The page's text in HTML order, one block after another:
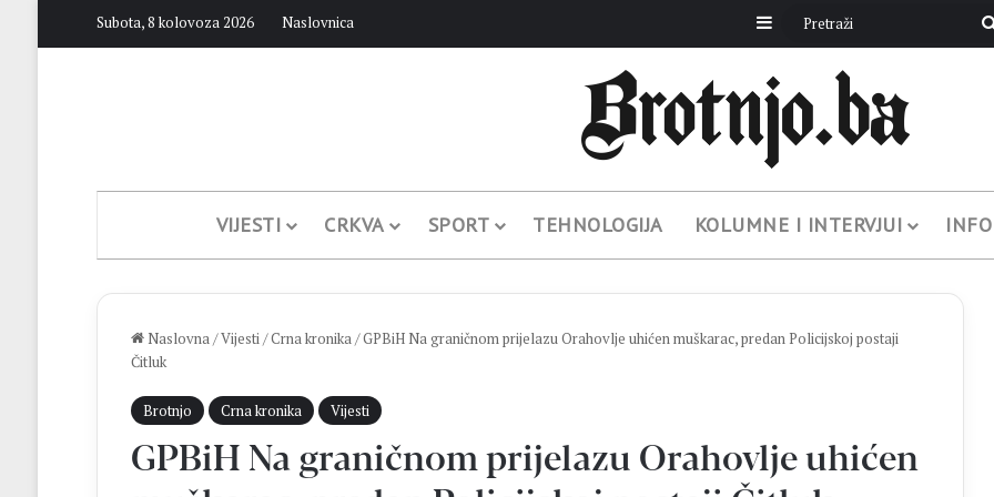
Subota, 8 kolovoza 2026 Naslovnica Sidebar
VIJESTI CRKVA SPORT TEHNOLOGIJA KOLUMNE I INTERVJUI INFO
Naslovna/Vijesti/Crna kronika/GPBiH Na graničnom prijelazu Orahovlje uhićen muškarac, predan Policijskoj postaji
Čitluk
Brotnjo Crna kronika Vijesti
GPBiH Na graničnom prijelazu Orahovlje uhićen